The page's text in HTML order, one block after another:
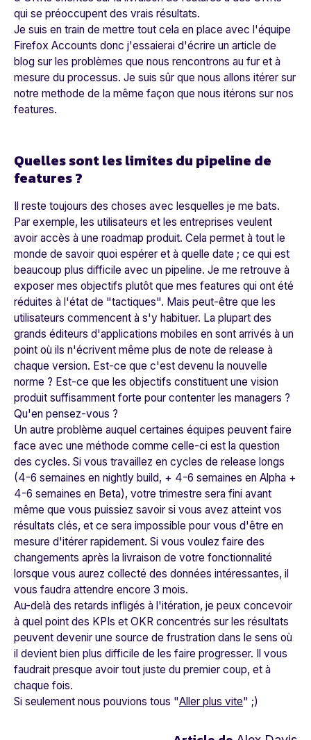
qui se préoccupent des vrais résultats.
Je suis en train de mettre tout cela en place avec l'équipe
Firefox Accounts donc j'essaierai d'écrire un article de
blog sur les problèmes que nous rencontrons au fur et à
mesure du processus. Je suis sûr que nous allons itérer sur
notre methode de la même façon que nous itérons sur nos
features.
Quelles sont les limites du pipeline de
features ?
Il reste toujours des choses avec lesquelles je me bats.
Par exemple, les utilisateurs et les entreprises veulent
avoir accès à une roadmap produit. Cela permet à tout le
monde de savoir quoi espérer et à quelle date ; ce qui est
beaucoup plus difficile avec un pipeline. Je me retrouve à
exposer mes objectifs plutôt que mes features qui ont été
réduites à l'état de "tactiques". Mais peut-être que les
utilisateurs commencent à s'y habituer. La plupart des
grands éditeurs d'applications mobiles en sont arrivés à un
point où ils n'écrivent même plus de note de release à
chaque version. Est-ce que c'est devenu la nouvelle
norme ? Est-ce que les objectifs constituent une vision
produit suffisamment forte pour contenter les managers ?
Qu'en pensez-vous ?
Un autre problème auquel certaines équipes peuvent faire
face avec une méthode comme celle-ci est la question
des cycles. Si vous travaillez en cycles de release longs
(4-6 semaines en nightly build, + 4-6 semaines en Alpha +
4-6 semaines en Beta), votre trimestre sera fini avant
même que vous puissiez savoir si vous avez atteint vos
résultats clés, et ce sera impossible pour vous d'être en
mesure d'itérer rapidement. Si vous voulez faire des
changements après la livraison de votre fonctionnalité
lorsque vous aurez collecté des données intéressantes, il
vous faudra attendre encore 3 mois.
Au-delà des retards infligés à l'itération, je peux concevoir
à quel point des KPIs et OKR concentrés sur les résultats
peuvent devenir une source de frustration dans le sens où
il devient bien plus difficile de les faire progresser. Il vous
faudrait presque avoir tout juste du premier coup, et à
chaque fois.
Si seulement nous pouvions tous "Aller plus vite" ;)